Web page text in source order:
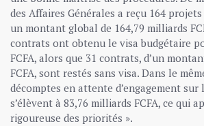
des Affaires Générales a reçu 164
un montant global de 164,79 milliards
contrats ont obtenu le visa budgétaire
FCFA, alors que 31 contrats, d’un
FCFA, sont restés sans visa. Dans le
décomptes en attente d’engagement sur
s’élèvent à 83,76 milliards FCFA, ce qui
rigoureuse des priorités ».